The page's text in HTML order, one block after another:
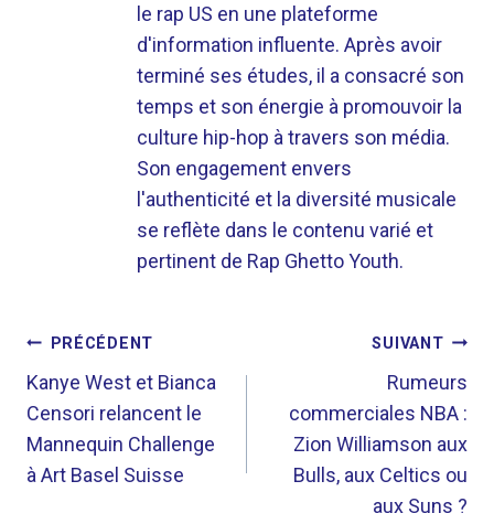
le rap US en une plateforme
d'information influente. Après avoir
terminé ses études, il a consacré son
temps et son énergie à promouvoir la
culture hip-hop à travers son média.
Son engagement envers
l'authenticité et la diversité musicale
se reflète dans le contenu varié et
pertinent de Rap Ghetto Youth.
NAVIGATION
DE
L’ARTICLE
PRÉCÉDENT
Kanye West et Bianca
Censori relancent le
Mannequin Challenge
à Art Basel Suisse
SUIVANT
Rumeurs
commerciales NBA :
Zion Williamson aux
Bulls, aux Celtics ou
aux Suns ?